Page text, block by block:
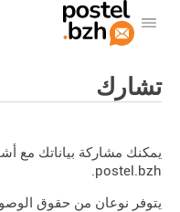
افتح القائمة
تشارك
يمكنك مشاركة بياناتك مع
postel.bzh.
يتوفر نوعان من حقوق